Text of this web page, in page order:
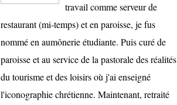
travail comme serveur de
restaurant (mi-temps) et en paroisse, je fus
nommé en aumônerie étudiante. Puis curé de
paroisse et au service de la pastorale des réalités
du tourisme et des loisirs où j'ai enseigné
l'iconographie chrétienne. Maintenant, retraité